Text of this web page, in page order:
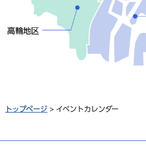
トップページ > イベントカレンダー